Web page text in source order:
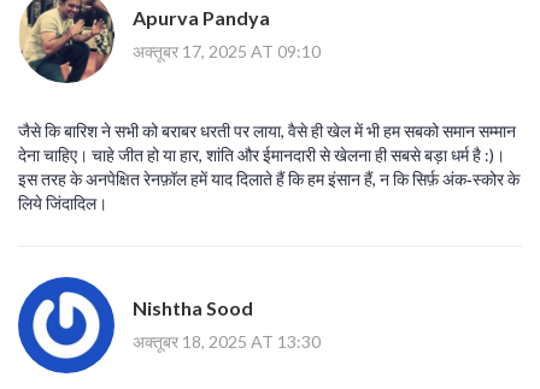
Apurva Pandya
अक्तूबर 17, 2025 AT 09:10
जैसे कि बारिश ने सभी को बराबर धरती पर लाया, वैसे ही खेल में भी हम सबको समान सम्मान
देना चाहिए। चाहे जीत हो या हार, शांति और ईमानदारी से खेलना ही सबसे बड़ा धर्म है :)।
इस तरह के अनपेक्षित रेनफ़ॉल हमें याद दिलाते हैं कि हम इंसान हैं, न कि सिर्फ़ अंक‑स्कोर के
लिये जिंदादिल।
Nishtha Sood
अक्तूबर 18, 2025 AT 13:30